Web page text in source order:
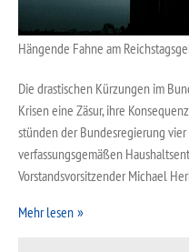
Hängende Fahne am
Die drastischen Kürzungen im
Krisen eine Zäsur, ihre
stünden der Bundesregierung
verfassungsgemäßen
Vorstandsvorsitzender Michael
Mehr lesen